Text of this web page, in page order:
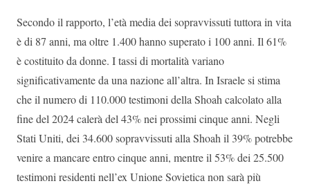
Secondo il rapporto, l’età media dei sopravvissuti tuttora in vita
è di 87 anni, ma oltre 1.400 hanno superato i 100 anni. Il 61%
è costituito da donne. I tassi di mortalità variano
significativamente da una nazione all’altra. In Israele si stima
che il numero di 110.000 testimoni della Shoah calcolato alla
fine del 2024 calerà del 43% nei prossimi cinque anni. Negli
Stati Uniti, dei 34.600 sopravvissuti alla Shoah il 39% potrebbe
venire a mancare entro cinque anni, mentre il 53% dei 25.500
testimoni residenti nell’ex Unione Sovietica non sarà più